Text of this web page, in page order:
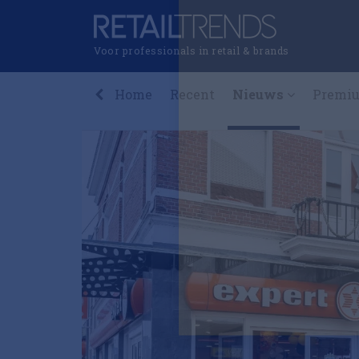
Voor professionals in retail & brands
Home Recent Nieuws